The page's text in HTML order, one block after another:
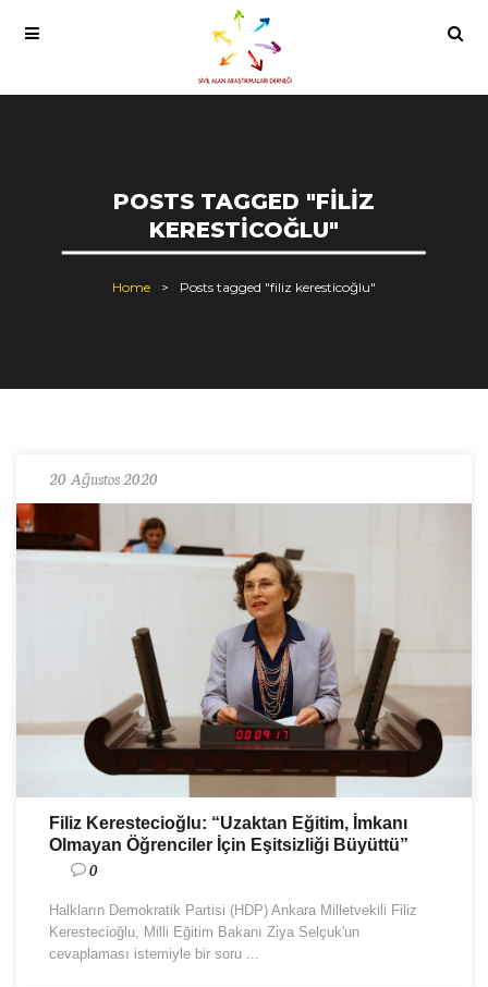
POSTS TAGGED "FILIZ
KERESTICOĞLU"
Home Posts tagged "filiz keresticoğlu"
20 Ağustos 2020
Filiz Kerestecioğlu: “Uzaktan Eğitim, İmkanı
Olmayan Öğrenciler İçin Eşitsizliği Büyüttü”
0
Halkların Demokratik Partisi (HDP) Ankara Milletvekili Filiz
Kerestecioğlu, Milli Eğitim Bakanı Ziya Selçuk'un
cevaplaması istemiyle bir soru ...